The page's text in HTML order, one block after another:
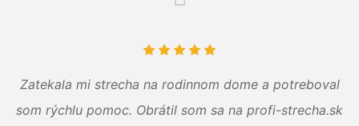
Zatekala mi strecha na rodinnom dome a potreboval
som rýchlu pomoc. Obrátil som sa na profi-strecha.sk